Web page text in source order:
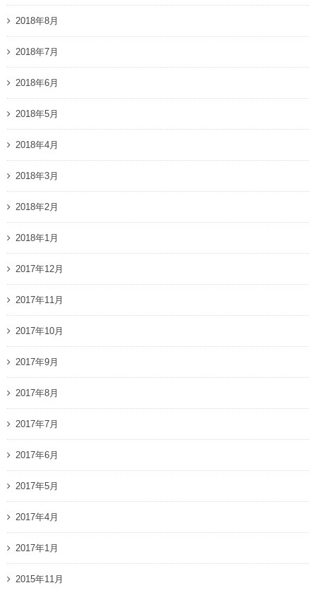
2018年8月
2018年7月
2018年6月
2018年5月
2018年4月
2018年3月
2018年2月
2018年1月
2017年12月
2017年11月
2017年10月
2017年9月
2017年8月
2017年7月
2017年6月
2017年5月
2017年4月
2017年1月
2015年11月